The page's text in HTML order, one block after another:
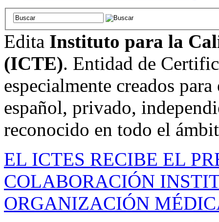
Edita Instituto para la
(ICTE). Entidad de
especialmente creados
español, privado,
reconocido en todo el
EL ICTES RECIBE EL
COLABORACIÓN
ORGANIZACIÓN